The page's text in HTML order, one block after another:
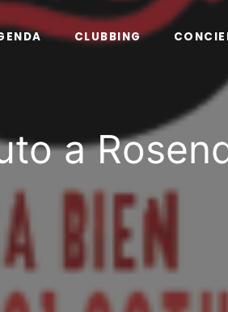
CLUBBING
a